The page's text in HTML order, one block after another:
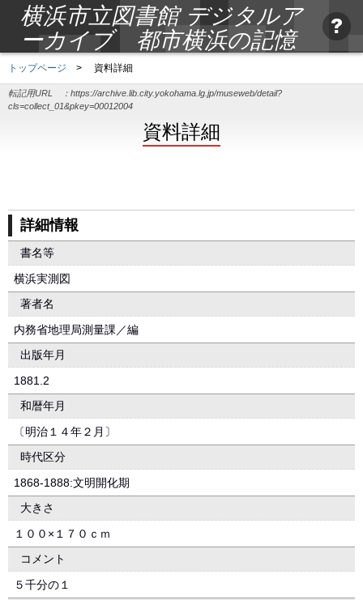
横浜市立図書館 デジタルア
ーカイブ 都市横浜の記憶
トップページ > 資料詳細
転記用URL ： https://archive.lib.city.yokohama.lg.jp/museweb/detail?
cls=collect_01&pkey=00012004
資料詳細
詳細情報
書名等
横浜実測図
著者名
内務省地理局測量課／編
出版年月
1881.2
和暦年月
〔明治１４年２月〕
時代区分
1868-1888:文明開化期
大きさ
１００×１７０ｃｍ
コメント
５千分の１